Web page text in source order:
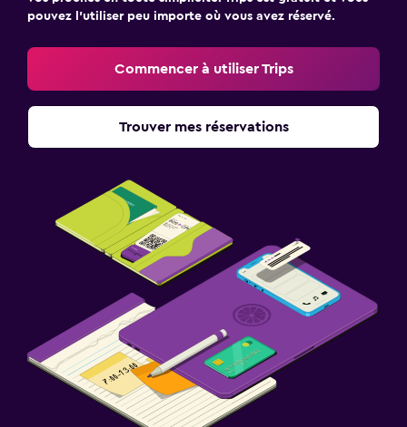
pouvez l’utiliser peu importe où vous avez réservé.
Commencer à utiliser Trips
Trouver mes réservations